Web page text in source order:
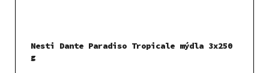
Nesti Dante Paradiso Tropicale mýdla 3x250
g